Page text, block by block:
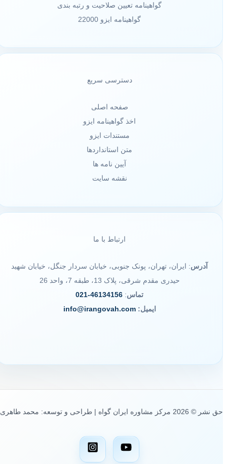
گواهینامه تعیین صلاحیت و رتبه بندی
گواهینامه ایزو 22000
دسترسی سریع
صفحه اصلی
اخذ گواهینامه ایزو
مستندات ایزو
متن استانداردها
آیین نامه ها
نقشه سایت
ارتباط با ما
آدرس: ایران، تهران، پونک جنوبی، خیابان سردار جنگل، خیابان شهید
حیدری مقدم شرقی، پلاک 13، طبقه 7، واحد 26
تماس:
46134156-021
ایمیل: info@irangovah.com
حق نشر © 2026 مرکز مشاوره ایران گواه | طراحی و توسعه: محمد طاهری